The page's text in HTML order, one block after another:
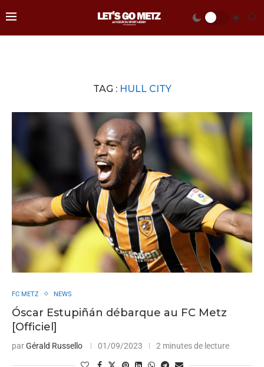
TAG : HULL CITY
FC METZ NEWS
Óscar Estupiñán débarque au FC Metz
[Officiel]
parGérald Russello 01/09/2023 2 minutes de lecture